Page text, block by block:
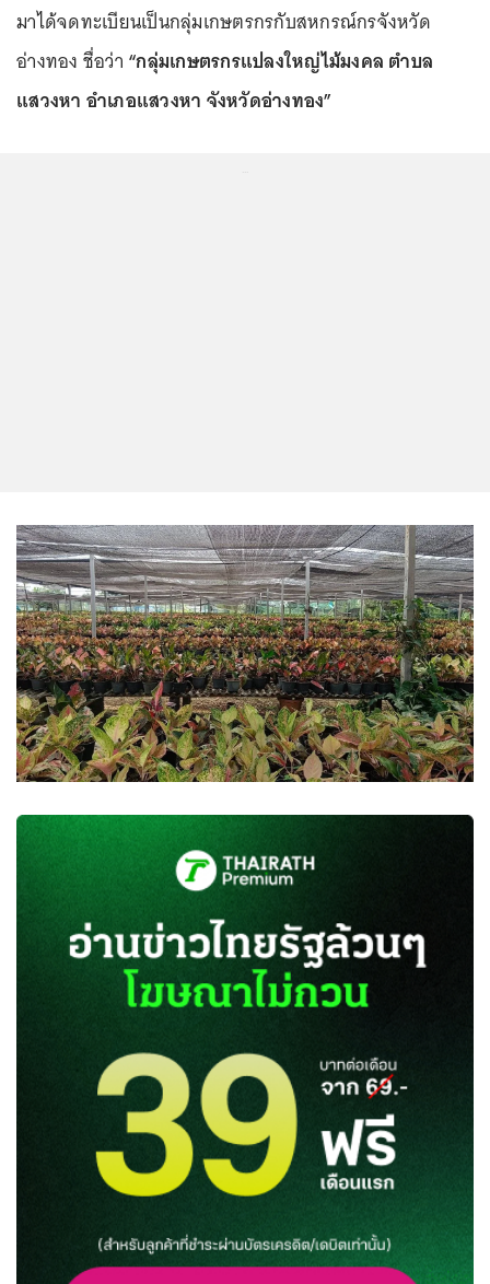
มาได้จดทะเบียนเป็นกลุ่มเกษตรกรกับสหกรณ์กรจังหวัด
อ่างทอง ชื่อว่า “กลุ่มเกษตรกรแปลงใหญ่ไม้มงคล ตำบล
แสวงหา อำเภอแสวงหา จังหวัดอ่างทอง”